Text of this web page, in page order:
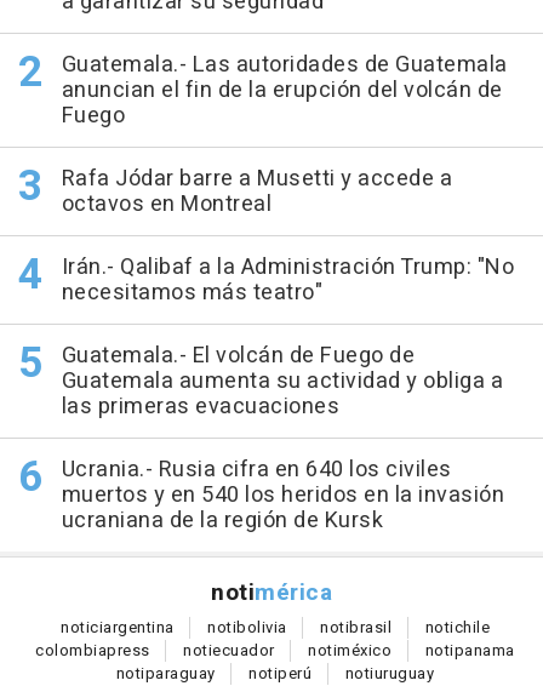
Guatemala.- Las autoridades de Guatemala
anuncian el fin de la erupción del volcán de
Fuego
Rafa Jódar barre a Musetti y accede a
octavos en Montreal
Irán.- Qalibaf a la Administración Trump: "No
necesitamos más teatro"
Guatemala.- El volcán de Fuego de
Guatemala aumenta su actividad y obliga a
las primeras evacuaciones
Ucrania.- Rusia cifra en 640 los civiles
muertos y en 540 los heridos en la invasión
ucraniana de la región de Kursk
notimérica
noticiargentina notibolivia notibrasil notichile
colombiapress notiecuador notiméxico notipanama
notiparaguay notiperú notiuruguay